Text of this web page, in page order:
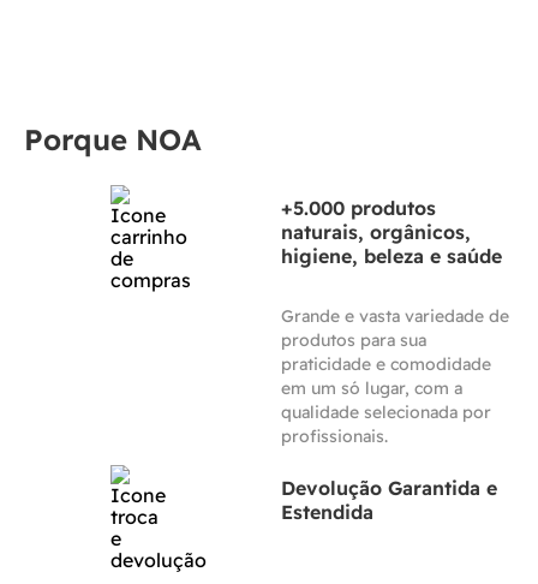
Porque NOA
+5.000 produtos
naturais, orgânicos,
higiene, beleza e saúde
Grande e vasta variedade de
produtos para sua
praticidade e comodidade
em um só lugar, com a
qualidade selecionada por
profissionais.
Devolução Garantida e
Estendida